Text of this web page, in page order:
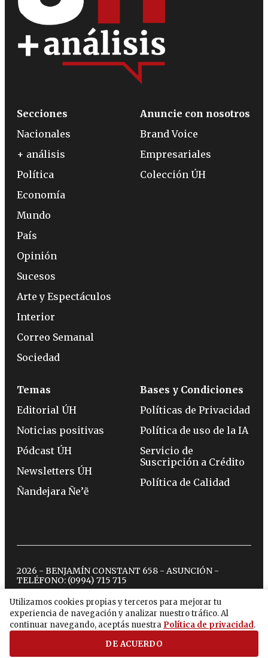
Utilizamos cookies propias y terceros para mejorar tu
experiencia de navegación y analizar nuestro tráfico. Al
continuar navegando, aceptás nuestra Política de privacidad.
DE ACUERDO
Secciones
Nacionales
+ análisis
Política
Economía
Mundo
País
Opinión
Sucesos
Arte y Espectáculos
Interior
Correo Semanal
Sociedad
Anuncie con nosotros
Brand Voice
Empresariales
Colección ÚH
Temas
Editorial ÚH
Noticias positivas
Pódcast ÚH
Newsletters ÚH
Ñandejara Ñe’ẽ
Bases y Condiciones
Políticas de Privacidad
Política de uso de la IA
Servicio de
Suscripción a Crédito
Política de Calidad
2026 - BENJAMÍN CONSTANT 658 - ASUNCIÓN -
TELÉFONO: (0994) 715 715
twitterinstagram
facebook
tiktokyoutubespotify